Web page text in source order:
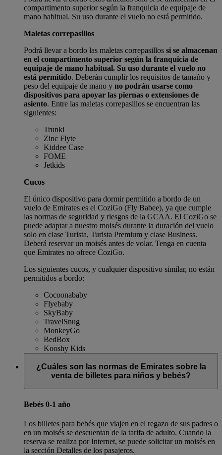
compartimento superior según la franquicia de equipaje de
mano habitual. Su uso durante el vuelo no está permitido.
Maletas correpasillos
Podrá llevar a bordo las maletas correpasillos si se almacenan
en el compartimento superior según la franquicia de
equipaje de mano habitual. Su uso durante el vuelo no
está permitido. Deberán cumplir los requisitos de tamaño y
peso del equipaje de mano y no podrán usarse como
dispositivos para apoyar las piernas o extensiones de
asiento. Entre las maletas correpasillos se encuentran las
siguientes:
Trunki
Zinc Flyte
Kiddee Case
FOME
Jetkids
Cucos
El único dispositivo para dormir permitido a bordo de un
vuelo de Emirates es el CoziGo (Fly Babee), ya que cumple
las normas de seguridad y riesgos de la GCAA. El CoziGo se
puede adaptar a nuestro moisés durante la duración del vuelo
solo en clase Turista, Turista Premium y clase Business.
Deberá reservar un moisés antes de volar. Tenga en cuenta
que Emirates no ofrece CoziGo.
Los siguientes cucos, y cualquier dispositivo similar, no están
permitidos a bordo:
Cocoonababy
Flyebaby
SkyBaby
TravelSnug
MonkeyGo
BedBox
Kooshy Kids
¿Cuáles son las normas de Emirates sobre la
venta de billetes para niños y bebés?
Bebés 0-1 año
Los billetes para bebés que viajen en el regazo de sus padres o
en un moisés se descuentan de la tarifa de adulto. Cuando la
reserva se realiza por Internet, se puede solicitar un moisés en
la sección Detalles de los pasajeros.